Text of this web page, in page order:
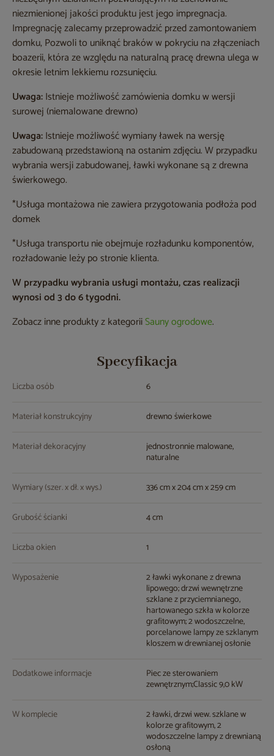
niezmienionej jakości produktu jest jego impregnacja.
Impregnację zalecamy przeprowadzić przed zamontowaniem
domku, Pozwoli to uniknąć braków w pokryciu na złączeniach
boazerii, która ze względu na naturalną pracę drewna ulega w
okresie letnim lekkiemu rozsunięciu.
Uwaga:Istnieje możliwość zamówienia domku w wersji
surowej (niemalowane drewno)
Uwaga:Istnieje możliwość wymiany ławek na wersję
zabudowaną przedstawioną na ostanim zdjęciu. W przypadku
wybrania wersji zabudowanej, ławki wykonane są z drewna
świerkowego.
*Usługa montażowa nie zawiera przygotowania podłoża pod
domek
*Usługa transportu nie obejmuje rozładunku komponentów,
rozładowanie leży po stronie klienta.
W przypadku wybrania usługi montażu, czas realizacji
wynosi od 3 do 6 tygodni.
Zobacz inne produkty z kategoriiSauny ogrodowe.
Specyfikacja
Liczba osób 6
Materiał konstrukcyjny drewno świerkowe
Materiał dekoracyjny jednostronnie malowane,
naturalne
Wymiary (szer. x dł. x wys.) 336 cm x 204 cm x 259 cm
Grubość ścianki 4 cm
Liczba okien 1
Wyposażenie 2 ławki wykonane z drewna
lipowego; drzwi wewnętrzne
szklane z przyciemnianego,
hartowanego szkła w kolorze
grafitowym; 2 wodoszczelne,
porcelanowe lampy ze szklanym
kloszem w drewnianej osłonie
Dodatkowe informacje Piec ze sterowaniem
zewnętrznym;Classic 9,0 kW
W komplecie 2 ławki, drzwi wew. szklane w
kolorze grafitowym, 2
wodoszczelne lampy z drewnianą
osłoną